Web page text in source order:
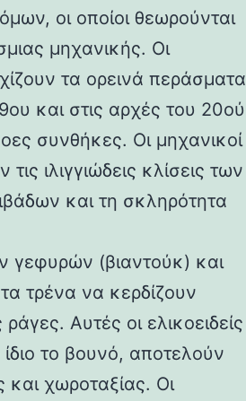
οι οποίοι θεωρούνται
μηχανικής. Οι
τα ορεινά περάσματα
και στις αρχές του 20ού
συνθήκες. Οι μηχανικοί
ιλιγγιώδεις κλίσεις των
και τη σκληρότητα
γεφυρών (βιαντούκ) και
τρένα να κερδίζουν
Αυτές οι ελικοειδείς
το βουνό, αποτελούν
και χωροταξίας. Οι